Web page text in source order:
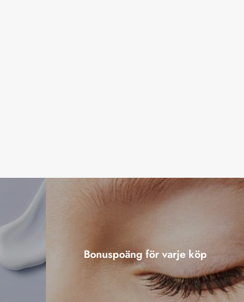
Bonuspoäng för varje köp